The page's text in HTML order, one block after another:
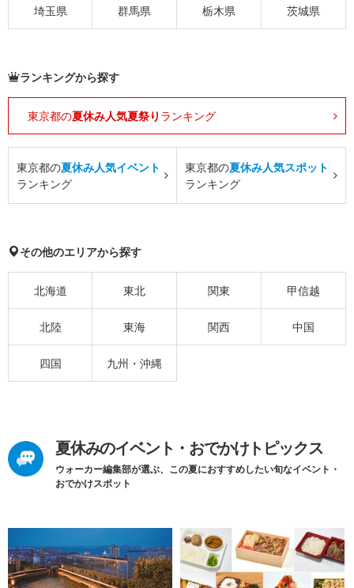
埼玉県 群馬県 栃木県 茨城県
ランキングから探す
東京都の夏休み人気夏祭り ランキング
東京都の夏休み人気イベント
ランキング
東京都の夏休み人気スポット
ランキング
その他のエリアから探す
北海道 東北 関東 甲信越
北陸 東海 関西 中国
四国 九州・沖縄
夏休みのイベント・おでかけトピックス
ウォーカー編集部が選ぶ、この夏におすすめしたい旬なイベント・
おでかけスポット